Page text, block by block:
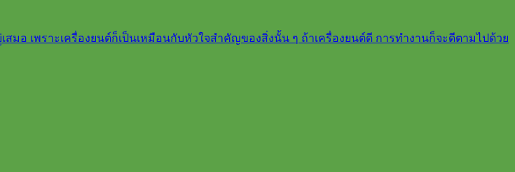
อ เพราะเครื่องยนต์ก็เป็นเหมือนกับหัวใจสำคัญของสิ่งนั้น ๆ ถ้าเครื่องยนต์ดี การทำงานก็จะดีตามไปด้วย